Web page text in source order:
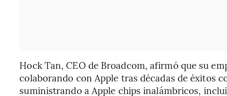
Hock Tan, CEO de Broadcom, afirmó que su
colaborando con Apple tras décadas de éxitos
suministrando a Apple chips inalámbricos,